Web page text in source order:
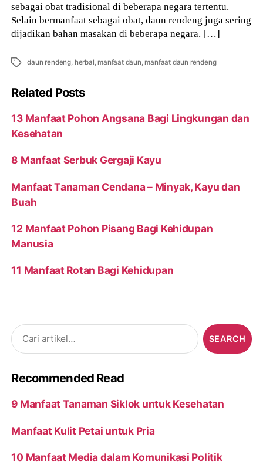
sebagai obat tradisional di beberapa negara tertentu.
Selain bermanfaat sebagai obat, daun rendeng juga sering
dijadikan bahan masakan di beberapa negara. […]
Tags daun rendeng, herbal,manfaat daun,manfaat daun rendeng
Related Posts
13 Manfaat Pohon Angsana Bagi Lingkungan dan
Kesehatan
8 Manfaat Serbuk Gergaji Kayu
Manfaat Tanaman Cendana – Minyak, Kayu dan
Buah
12 Manfaat Pohon Pisang Bagi Kehidupan
Manusia
11 Manfaat Rotan Bagi Kehidupan
Search
for:
Recommended Read
9 Manfaat Tanaman Siklok untuk Kesehatan
Manfaat Kulit Petai untuk Pria
10 Manfaat Media dalam Komunikasi Politik